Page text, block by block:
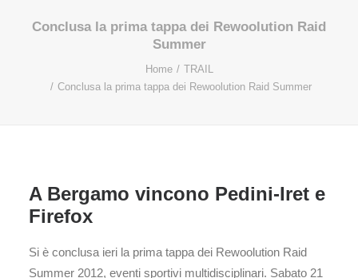
Conclusa la prima tappa dei Rewoolution Raid
Summer
Home
TRAIL
Conclusa la prima tappa dei Rewoolution Raid Summer
A Bergamo vincono Pedini-Iret e
Firefox
Si è conclusa ieri la prima tappa dei Rewoolution Raid
Summer 2012, eventi sportivi multidisciplinari. Sabato 21